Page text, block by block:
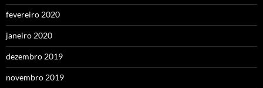
fevereiro 2020
janeiro 2020
dezembro 2019
novembro 2019